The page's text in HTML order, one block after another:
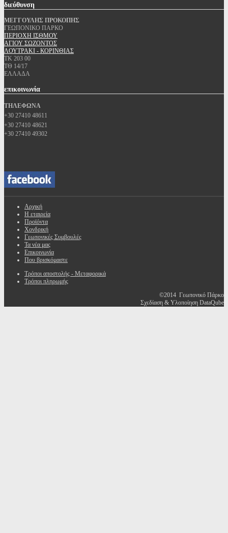
διεύθυνση
ΜΕΓΓΟΥΛΗΣ ΠΡΟΚΟΠΗΣ
ΓΕΩΠΟΝΙΚΟ ΠΑΡΚΟ
ΠΕΡΙΟΧΗ ΙΣΘΜΟΥ
ΑΓΙΟΥ ΣΩΖΟΝΤΟΣ
ΛΟΥΤΡΑΚΙ - ΚΟΡΙΝΘΙΑΣ
ΤΚ 203 00
ΤΘ 14/17
ΕΛΛΑΔΑ
επικοινωνία
ΤΗΛΕΦΩΝΑ
+30 27410 48611
+30 27410 48621
+30 27410 49302
Αρχική
Η εταιρεία
Προϊόντα
Χονδρική
Γεωπονικές Συμβουλές
Τα νέα μας
Επικοινωνία
Που βρισκόμαστε
Τρόποι αποστολής - Μεταφορικά
Τρόποι πληρωμής
©2014 Γεωπονικό Πάρκο
Σχεδίαση & Υλοποίηση DataQube